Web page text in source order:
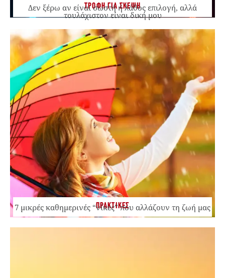
ΤΡΟΦΗ ΓΙΑ ΣΚΕΨΗ
Δεν ξέρω αν είναι σωστή ή λάθος επιλογή, αλλά
τουλάχιστον είναι δική μου
ΠΡΑΚΤΙΚΕΣ
7 μικρές καθημερινές “νίκες” που αλλάζουν τη ζωή μας